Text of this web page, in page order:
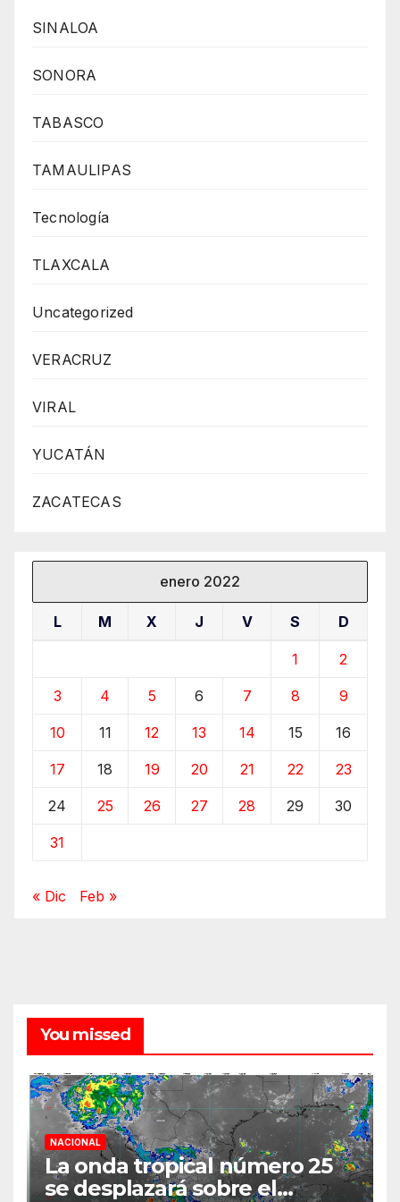
SINALOA
SONORA
TABASCO
TAMAULIPAS
Tecnología
TLAXCALA
Uncategorized
VERACRUZ
VIRAL
YUCATÁN
ZACATECAS
enero 2022
L M X J V S D
1 2
3 4 5 6 7 8 9
10 11 12 13 14 15 16
17 18 19 20 21 22 23
24 25 26 27 28 29 30
31
« Dic Feb »
You missed
NACIONAL
La onda tropical número 25
se desplazará sobre el